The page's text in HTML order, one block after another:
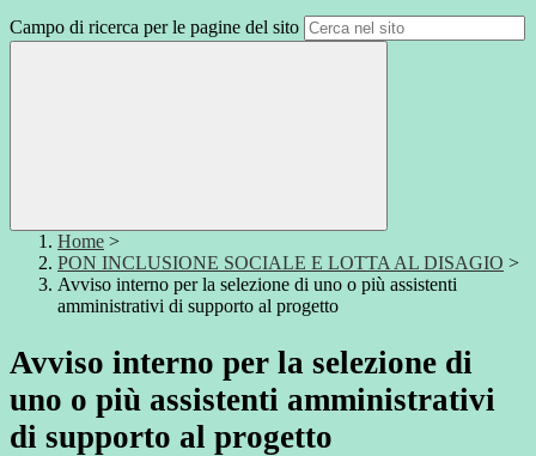
Campo di ricerca per le pagine del sito
Home >
PON INCLUSIONE SOCIALE E LOTTA AL DISAGIO >
Avviso interno per la selezione di uno o più assistenti
amministrativi di supporto al progetto
Avviso interno per la selezione di
uno o più assistenti amministrativi
di supporto al progetto